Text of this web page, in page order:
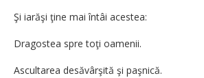
Şi iarăşi ţine mai întâi acestea:
Dragostea spre toţi oamenii.
Ascultarea desăvârşită şi paşnică.